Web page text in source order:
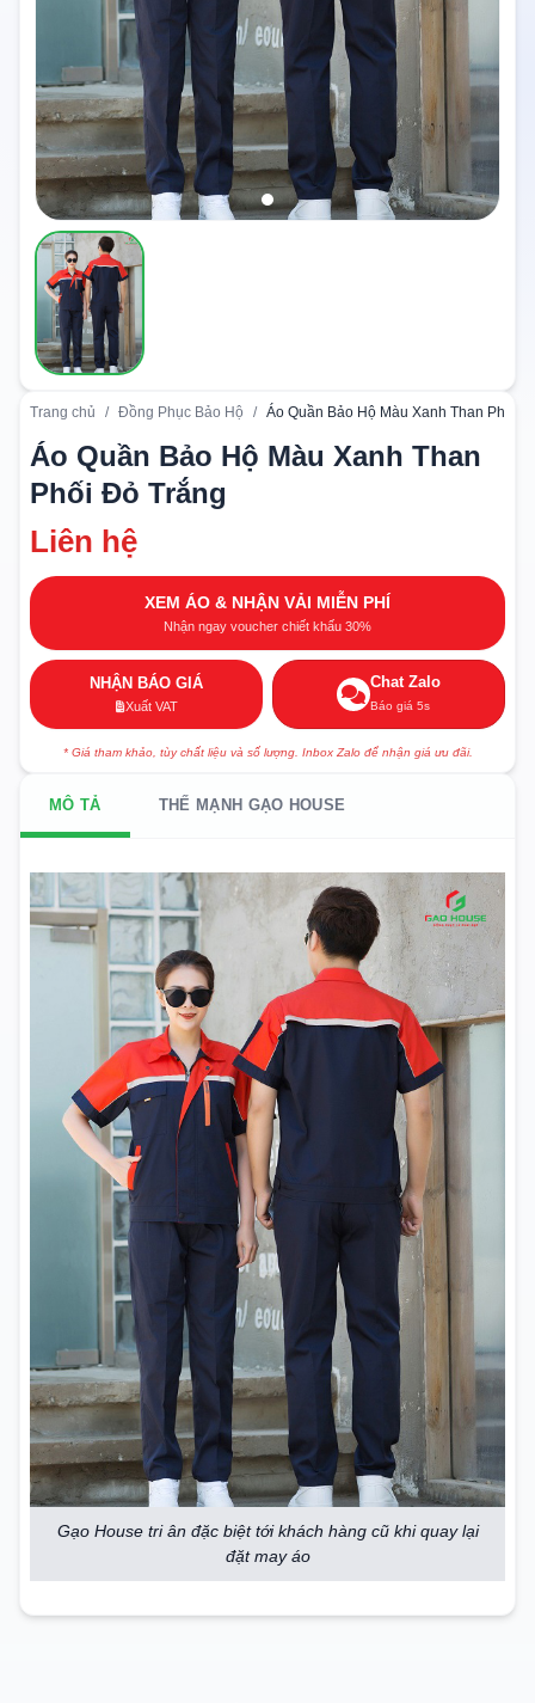
Trang chủ / Đồng Phục Bảo Hộ / Áo Quần Bảo Hộ Màu Xanh Than Phối
Áo Quần Bảo Hộ Màu Xanh Than
Phối Đỏ Trắng
Liên hệ
XEM ÁO & NHẬN VẢI MIỄN PHÍ
Nhận ngay voucher chiết khấu 30%
NHẬN BÁO GIÁ
Xuất VAT
Chat Zalo
Báo giá 5s
* Giá tham khảo, tùy chất liệu và số lượng. Inbox Zalo để nhận giá ưu đãi.
MÔ TẢ THẾ MẠNH GẠO HOUSE
Gạo House tri ân đặc biệt tới khách hàng cũ khi quay lại
đặt may áo